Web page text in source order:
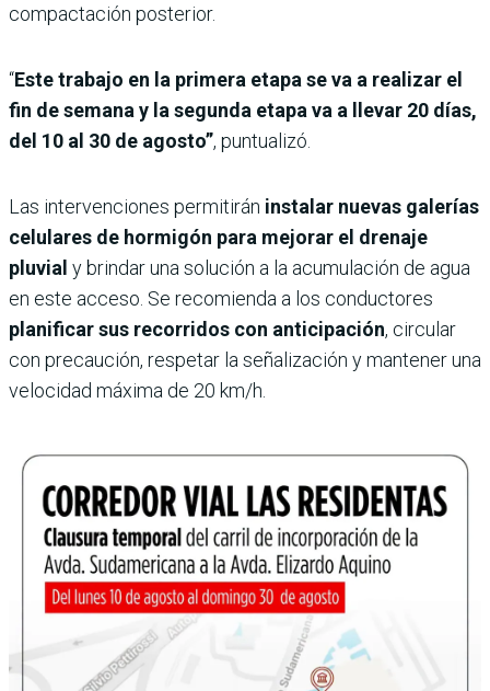
compactación posterior.
“Este trabajo en la primera etapa se va a realizar el
fin de semana y la segunda etapa va a llevar 20 días,
del 10 al 30 de agosto”, puntualizó.
Las intervenciones permitirán instalar nuevas galerías
celulares de hormigón para mejorar el drenaje
pluvial y brindar una solución a la acumulación de agua
en este acceso. Se recomienda a los conductores
planificar sus recorridos con anticipación, circular
con precaución, respetar la señalización y mantener una
velocidad máxima de 20 km/h.